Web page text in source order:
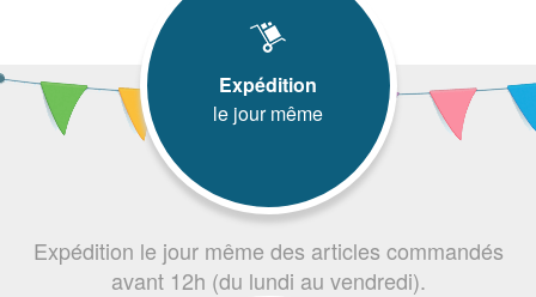
Expédition
le jour même
Expédition le jour même des articles commandés
avant 12h (du lundi au vendredi).